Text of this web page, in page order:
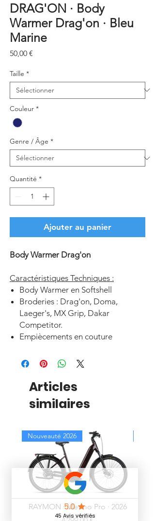
DRAG'ON · Body
Warmer Drag'on · Bleu
Marine
50,00 €
Taille *
Couleur *
Genre / Âge *
Quantité *
Ajouter au panier
Body Warmer Drag'on
Caractéristiques Techniques :
Body Warmer en Softshell
Broderies : Drag'on, Doma,
Laeger's, MX Grip, Dakar
Competitor.
Empiècements en couture
Articles
similaires
Nouveauté 2026
RAYMON · Metmo Pro · 2026